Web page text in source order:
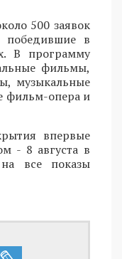
500 заявок
победившие в
В программу
фильмы,
музыкальные
фильм-опера и
впервые
- 8 августа в
все показы